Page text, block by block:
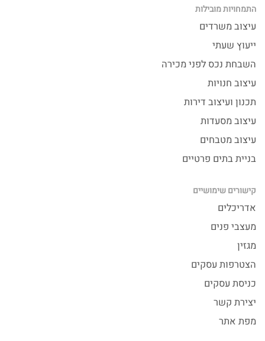
התמחויות מובילות
עיצוב משרדים
ייעוץ שעתי
השבחת נכס לפני מכירה
עיצוב חנויות
תכנון ועיצוב דירות
עיצוב מסעדות
עיצוב מטבחים
בניית בתים פרטיים
קישורים שימושיים
אדריכלים
מעצבי פנים
מגזין
הצטרפות עסקים
כניסת עסקים
יצירת קשר
מפת אתר